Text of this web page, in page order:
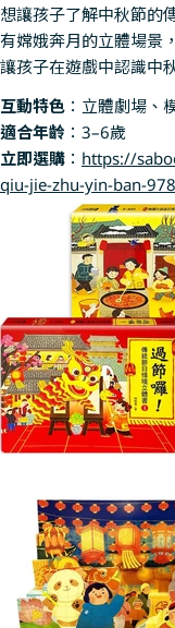
想讓孩子了解中秋節的
有嫦娥奔月的立體場景
讓孩子在遊戲中認識中
互動特色 ：立體劇場、
適合年齡 ：3–6歲
立即選購 ： https://
qiu-jie-zhu-yin-ban-